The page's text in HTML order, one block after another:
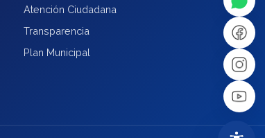
Atención Ciudadana
Transparencia
Plan Municipal
↔
Dx